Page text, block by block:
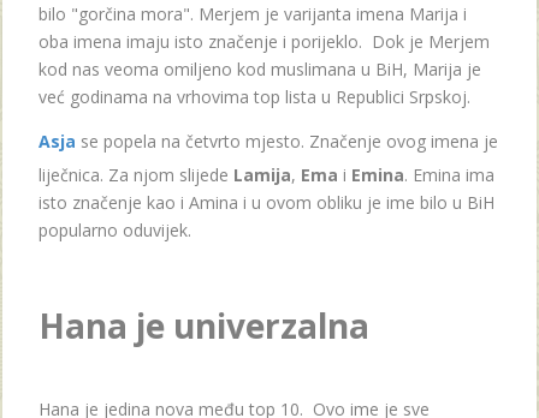
bilo "gorčina mora". Merjem je varijanta imena Marija i
oba imena imaju isto značenje i porijeklo. Dok je Merjem
kod nas veoma omiljeno kod muslimana u BiH, Marija je
već godinama na vrhovima top lista u Republici Srpskoj.
Asja se popela na četvrto mjesto. Značenje ovog imena je
liječnica. Za njom slijede Lamija, Ema i Emina. Emina ima
isto značenje kao i Amina i u ovom obliku je ime bilo u BiH
popularno oduvijek.
Hana je univerzalna
Hana je jedina nova među top 10. Ovo ime je sve